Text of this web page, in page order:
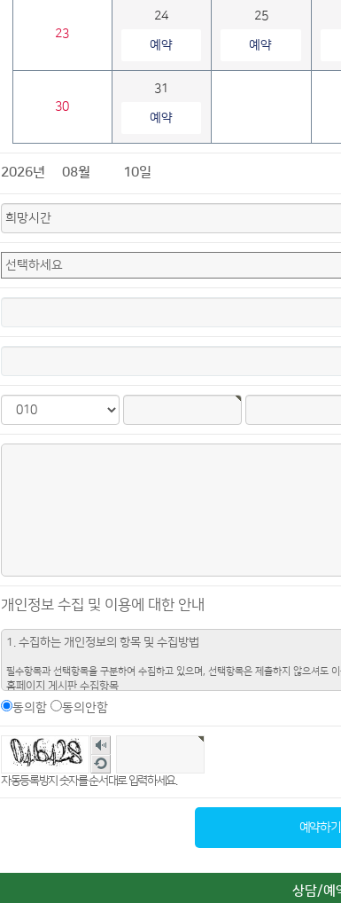
23
24
예약
25
예약
30
31
예약
2026년 08월 10일
개인정보 수집 및 이용에 대한 안내
1. 수집하는 개인정보의 항목 및 수집방법
필수항목과 선택항목을 구분하여 수집하고 있으며, 선택항목은 제출하지 않으셔도
홈페이지 게시판 수집항목
필수항목 : 이름, 비밀번호, 연락처
2. 개인정보의 수집 및 이용목적
본원은 수집한 개인정보를 다음의 목적을 위해 활용합니다. 이용자가 제공한 모든
구할 것입니다.
회원의 개인정보는 게시글 삭제시 지체 없이 파기됩니다. 또한, 회원이 삭제 요청을
동의함 동의안함
숫자음성듣기
새로고침
자동등록방지 숫자를 순서대로 입력하세요.
상담/예